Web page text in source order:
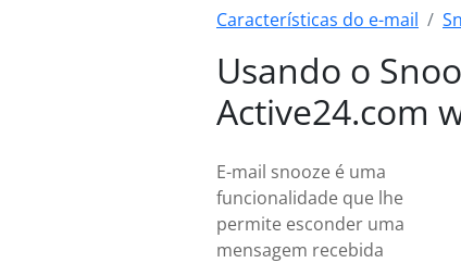
Características do e-mail
Usando o
Active24.com
E-mail snooze é uma
funcionalidade que lhe
permite esconder uma
mensagem recebida